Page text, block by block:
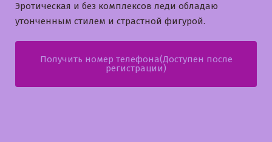
Эротическая и без комплексов леди обладаю
утонченным стилем и страстной фигурой.
Получить номер телефона(Доступен после
регистрации)